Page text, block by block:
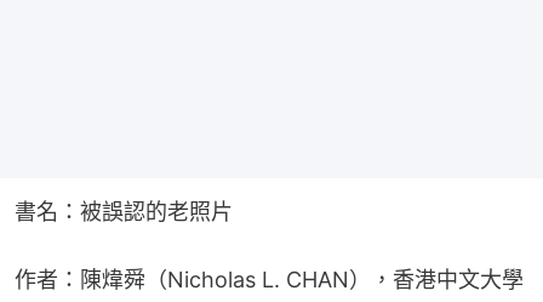
書名：被誤認的老照片
作者：陳煒舜（Nicholas L. CHAN），香港中文大學